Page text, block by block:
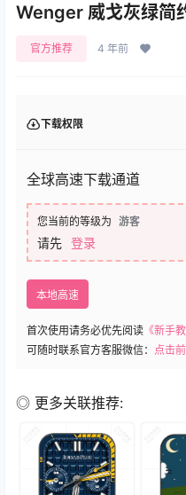
Wenger 威戈灰绿简
官方推荐 4 年前
下载权限
全球高速下载通道
您当前的等级为 游客
请先 登录
本地高速
首次使用请务必优先阅读 《新手
可随时联系官方客服微信： 点击
◎ 更多关联推荐: